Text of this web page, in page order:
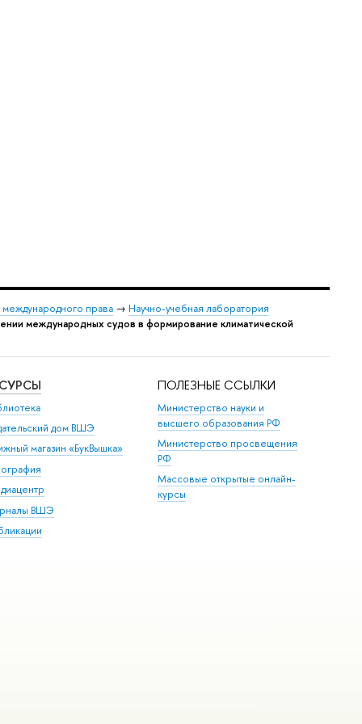
права → Научно-учебная лаборатория
международных судов в формирование климатической
дом ВШЭ
магазин «БукВышка»
ВШЭ
ПОЛЕЗНЫЕ ССЫЛКИ
Министерство науки и
высшего образования РФ
Министерство просвещения
РФ
Массовые открытые онлайн-
курсы